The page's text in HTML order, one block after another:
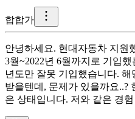
합합가
안녕하세요. 현대자동차 지원
3월~2022년 6월까지로 기입
년도만 잘못 기입했습니다.
받을텐데, 문제가 있을까요..?
은 상태입니다. 저와 같은 경